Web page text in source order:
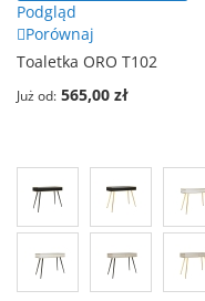
Podgląd
Porównaj
Toaletka ORO T102
Już od 565,00 zł